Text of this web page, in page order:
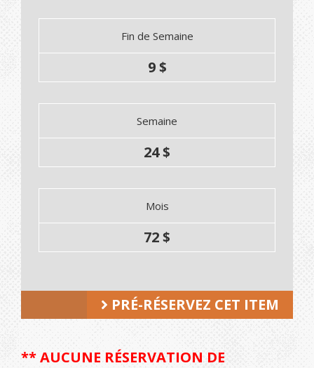
Fin de Semaine
9 $
Semaine
24 $
Mois
72 $
PRÉ-RÉSERVEZ CET ITEM
** AUCUNE RÉSERVATION DE